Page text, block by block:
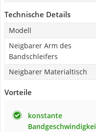
Technische Details
Modell
Neigbarer Arm des
Bandschleifers
Neigbarer Materialtisch
Vorteile
konstante
Bandgeschwindigkei